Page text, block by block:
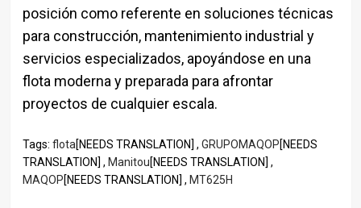
posición como referente en soluciones técnicas
para construcción, mantenimiento industrial y
servicios especializados, apoyándose en una
flota moderna y preparada para afrontar
proyectos de cualquier escala.
Tags: flota[NEEDS TRANSLATION] , GRUPOMAQOP[NEEDS
TRANSLATION] , Manitou[NEEDS TRANSLATION] ,
MAQOP[NEEDS TRANSLATION] , MT625H